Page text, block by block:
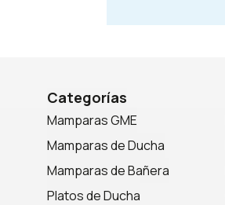
Categorías
Mamparas GME
Mamparas de Ducha
Mamparas de Bañera
Platos de Ducha